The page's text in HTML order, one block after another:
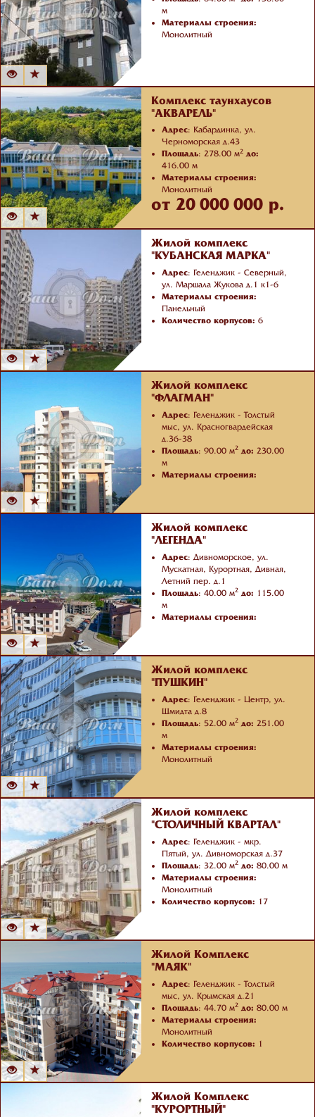
м
Материалы строения:
Монолитный
Комплекс таунхаусов
"АКВАРЕЛЬ"
Адрес: Кабардинка, ул.
Черноморская д.43
Площадь: 278.00 м2 до:
416.00 м
Материалы строения:
Монолитный
Количество корпусов:2
от 20 000 000 р.
Жилой комплекс
"КУБАНСКАЯ МАРКА"
Адрес: Геленджик - Северный,
ул. Маршала Жукова д.1 к1-6
Материалы строения:
Панельный
Количество корпусов: 6
Жилой комплекс
"ФЛАГМАН"
Адрес: Геленджик - Толстый
мыс, ул. Красногвардейская
д.36-38
Площадь: 90.00 м2 до: 230.00
м
Материалы строения:
Жилой комплекс
"ЛЕГЕНДА"
Адрес: Дивноморское, ул.
Мускатная, Курортная, Дивная,
Летний пер. д.1
Площадь: 40.00 м2 до: 115.00
м
Материалы строения:
Жилой комплекс
"ПУШКИН"
Адрес: Геленджик - Центр, ул.
Шмидта д.8
Площадь: 52.00 м2 до: 251.00
м
Материалы строения:
Монолитный
Жилой комплекс
"СТОЛИЧНЫЙ КВАРТАЛ"
Адрес: Геленджик - мкр.
Пятый, ул. Дивноморская д.37
Площадь: 32.00 м2 до: 80.00 м
Материалы строения:
Монолитный
Количество корпусов: 17
Жилой Комплекс
"МАЯК"
Адрес: Геленджик - Толстый
мыс, ул. Крымская д.21
Площадь: 44.70 м2 до: 80.00 м
Материалы строения:
Монолитный
Количество корпусов: 1
Жилой Комплекс
"КУРОРТНЫЙ"